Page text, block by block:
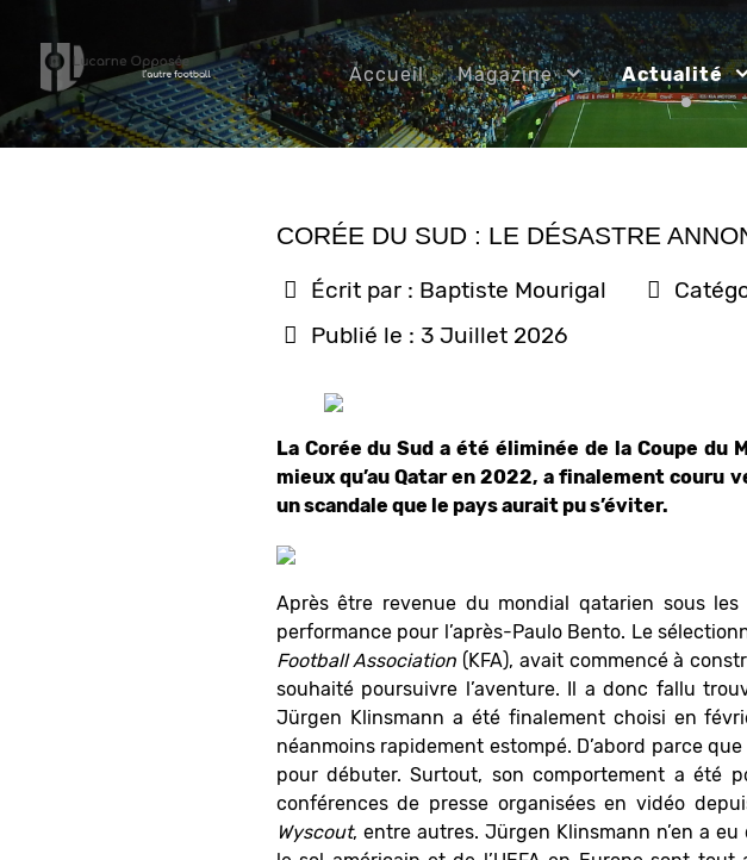
Accueil Magazine Actualité
CORÉE DU SUD : LE DÉSASTRE
Écrit par : Baptiste Mourigal
Publié le : 3 Juillet 2026
La Corée du Sud a été éliminée de la Coupe
mieux qu’au Qatar en 2022, a finalement couru
un scandale que le pays aurait pu s’éviter.
Après être revenue du mondial qatarien sous
performance pour l’après-Paulo Bento. Le
Football Association (KFA), avait commencé à
souhaité poursuivre l’aventure. Il a donc fallu
Jürgen Klinsmann a été finalement choisi en
néanmoins rapidement estompé. D’abord parce
pour débuter. Surtout, son comportement a été
conférences de presse organisées en vidéo
Wyscout, entre autres. Jürgen Klinsmann n’en a